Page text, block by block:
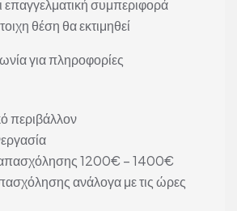
συμπεριφορά
θέση θα εκτιμηθεί
για πληροφορίες
περιβάλλον
1200€ – 1400€
ανάλογα με τις ώρες